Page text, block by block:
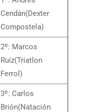
Cendán(Dexter
Compostela)
2º: Marcos
Ruíz(Tríatlon
Ferrol)
3º: Carlos
Brión(Natación